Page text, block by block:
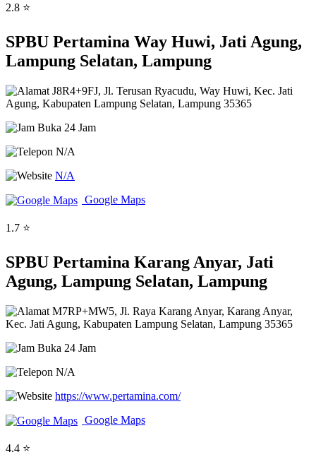
2.8 ⭐
SPBU Pertamina Way Huwi, Jati Agung,
Lampung Selatan, Lampung
J8R4+9FJ, Jl. Terusan Ryacudu, Way Huwi, Kec. Jati
Agung, Kabupaten Lampung Selatan, Lampung 35365
Buka 24 Jam
N/A
N/A
Google Maps
1.7 ⭐
SPBU Pertamina Karang Anyar, Jati
Agung, Lampung Selatan, Lampung
M7RP+MW5, Jl. Raya Karang Anyar, Karang Anyar,
Kec. Jati Agung, Kabupaten Lampung Selatan, Lampung 35365
Buka 24 Jam
N/A
https://www.pertamina.com/
Google Maps
4.4 ⭐